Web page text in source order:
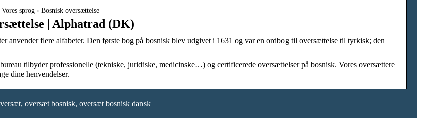
sprog › Bosnisk oversættelse
| Alphatrad (DK)
anvender flere alfabeter. Den første bog på bosnisk blev udgivet i 1631 og var en ordbog til oversættelse til tyrkisk; den
tilbyder professionelle (tekniske, juridiske, medicinske…) og certificerede oversættelser på bosnisk. Vores oversættere
dine henvendelser.
oversæt bosnisk, oversæt bosnisk dansk